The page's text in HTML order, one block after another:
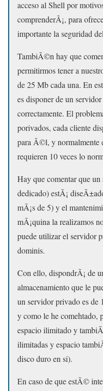
acceso al Shell por
comprenderÃ¡, para
importante la seguridad
TambiÃ©n hay que
permitirmos tener a
de 25 Mb cada una. En
es disponer de un
correctamente. El
porivados, cada cliente
para Ã©l, y normalmente
requieren 10 veces lo
Hay que comentar que
dedicado) estÃ¡
mÃ¡s de 5) y el
mÃ¡quina la realizamos
puede utilizar el servidor
dominis.
Con ello, dispondrÃ¡ de
almacenamiento que le
un servidor privado es
y como le he comehtado,
espacio ilimitado y
ilimitadas y espacio
disco duro en si).
En caso de que estÃ©